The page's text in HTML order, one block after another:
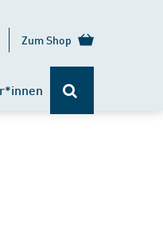
Zum Shop